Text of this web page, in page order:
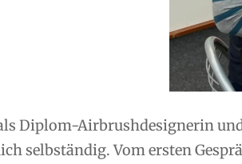
Diplom-Airbrushdesignerin
selbständig. Vom ersten